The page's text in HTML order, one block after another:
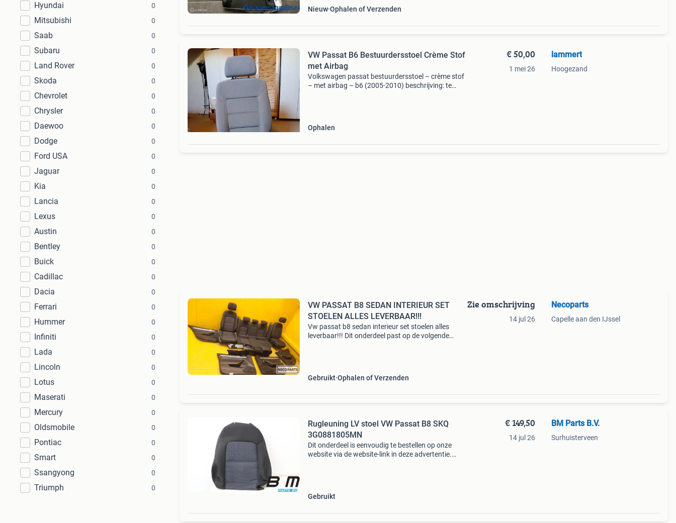
Hyundai 0
Mitsubishi 0
Saab 0
Subaru 0
Land Rover 0
Skoda 0
Chevrolet 0
Chrysler 0
Daewoo 0
Dodge 0
Ford USA 0
Jaguar 0
Kia 0
Lancia 0
Lexus 0
Austin 0
Bentley 0
Buick 0
Cadillac 0
Dacia 0
Ferrari 0
Hummer 0
Infiniti 0
Lada 0
Lincoln 0
Lotus 0
Maserati 0
Mercury 0
Oldsmobile 0
Pontiac 0
Smart 0
Ssangyong 0
Triumph 0
Nieuw Ophalen of Verzenden
VW Passat B6 Bestuurdersstoel Crème Stof
met Airbag
Volkswagen passat bestuurdersstoel – crème stof
– met airbag – b6 (2005-2010) beschrijving: te
Ophalen
€ 50,00
1 mei 26
lammert
Hoogezand
VW PASSAT B8 SEDAN INTERIEUR SET
STOELEN ALLES LEVERBAAR!!!
Vw passat b8 sedan interieur set stoelen alles
leverbaar!!! Dit onderdeel past op de volgende
Gebruikt Ophalen of Verzenden
Zie omschrijving
14 jul 26
Necoparts
Capelle aan den IJssel
Rugleuning LV stoel VW Passat B8 SKQ
3G0881805MN
Dit onderdeel is eenvoudig te bestellen op onze
website via de website-link in deze advertentie.
Gebruikt
€ 149,50
14 jul 26
BM Parts B.V.
Surhuisterveen